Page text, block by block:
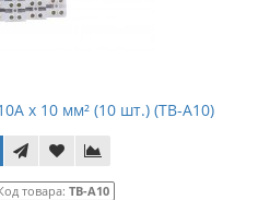
x 10 мм² (10 шт.) (TB-A10)
товара: TB-A10